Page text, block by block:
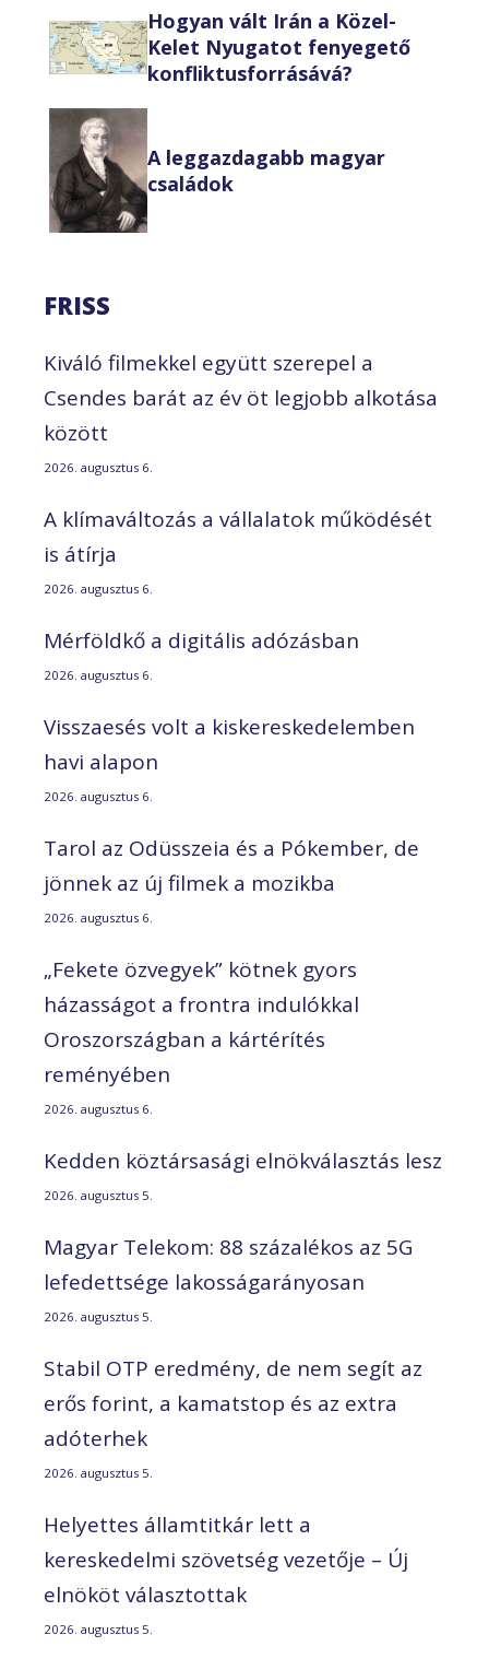
Hogyan vált Irán a Közel-
Kelet Nyugatot fenyegető
konfliktusforrásává?
A leggazdagabb magyar
családok
FRISS
Kiváló filmekkel együtt szerepel a
Csendes barát az év öt legjobb alkotása
között
2026. augusztus 6.
A klímaváltozás a vállalatok működését
is átírja
2026. augusztus 6.
Mérföldkő a digitális adózásban
2026. augusztus 6.
Visszaesés volt a kiskereskedelemben
havi alapon
2026. augusztus 6.
Tarol az Odüsszeia és a Pókember, de
jönnek az új filmek a mozikba
2026. augusztus 6.
„Fekete özvegyek” kötnek gyors
házasságot a frontra indulókkal
Oroszországban a kártérítés
reményében
2026. augusztus 6.
Kedden köztársasági elnökválasztás lesz
2026. augusztus 5.
Magyar Telekom: 88 százalékos az 5G
lefedettsége lakosságarányosan
2026. augusztus 5.
Stabil OTP eredmény, de nem segít az
erős forint, a kamatstop és az extra
adóterhek
2026. augusztus 5.
Helyettes államtitkár lett a
kereskedelmi szövetség vezetője – Új
elnököt választottak
2026. augusztus 5.